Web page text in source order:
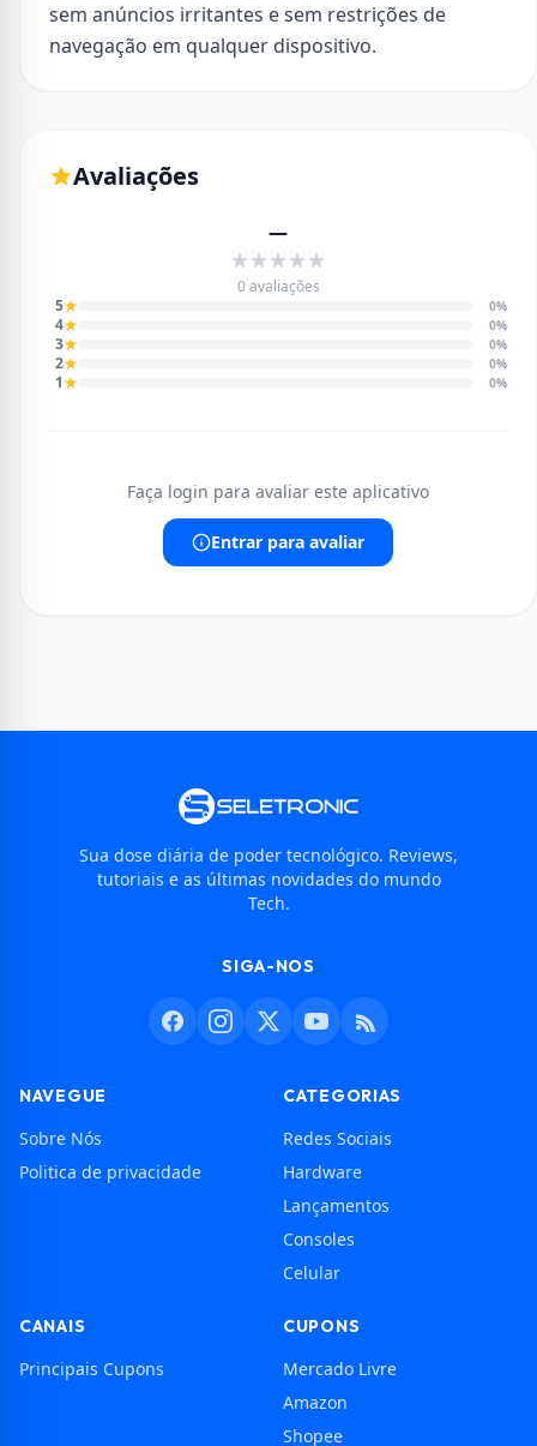
sem anúncios irritantes e sem restrições de
navegação em qualquer dispositivo.
Avaliações
—
0 avaliações
5
0%
4 0%
3 0%
2 0%
1 0%
Faça login para avaliar este aplicativo
Entrar para avaliar
Sua dose diária de poder tecnológico. Reviews,
tutoriais e as últimas novidades do mundo
Tech.
SIGA-NOS
NAVEGUE
Sobre Nós
Politica de privacidade
CATEGORIAS
Redes Sociais
Hardware
Lançamentos
Consoles
Celular
CANAIS
Principais Cupons
CUPONS
Mercado Livre
Amazon
Shopee